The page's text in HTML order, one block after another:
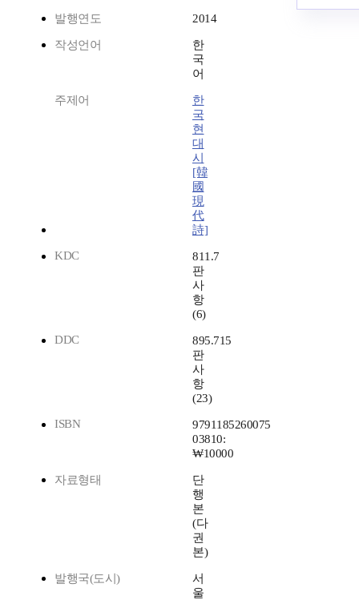
발행연도 2014
작성언어
한
국
어
주제어
한
국
현
대
시
[韓
國
現
代
詩]
KDC
811.7
판
사
항
(6)
DDC
895.715
판
사
항
(23)
ISBN
9791185260075
03810:
₩10000
자료형태
단
행
본
(다
권
본)
발행국(도시)
서
울